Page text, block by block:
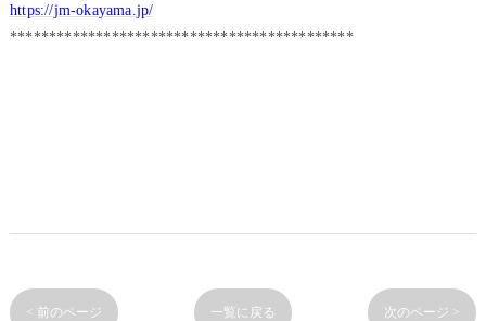
https://jm-okayama.jp/
********************************************
< 前のページ 一覧に戻る 次のページ >